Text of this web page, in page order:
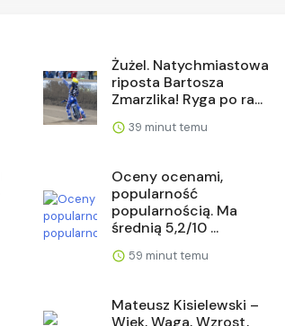
Żużel. Natychmiastowa
riposta Bartosza
Zmarzlika! Ryga po ra...
39 minut temu
Oceny ocenami,
popularność
popularnością. Ma
średnią 5,2/10 ...
59 minut temu
Mateusz Kisielewski –
Wiek, Waga, Wzrost,